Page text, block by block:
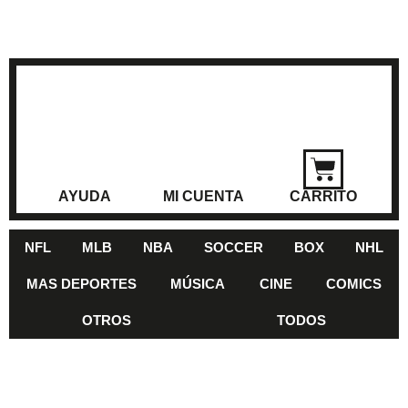
AYUDA MI CUENTA CARRITO
NFL MLB NBA SOCCER BOX NHL
MAS DEPORTES MÚSICA CINE COMICS
OTROS TODOS